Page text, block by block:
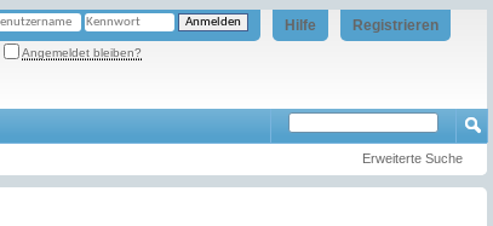
Registrieren
Hilfe
Angemeldet bleiben?
Erweiterte Suche